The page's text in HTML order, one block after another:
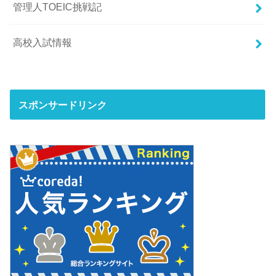
管理人TOEIC挑戦記
高校入試情報
スポンサードリンク